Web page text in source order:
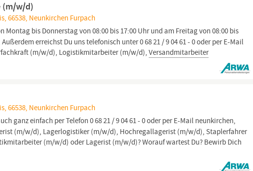
(m/w/d)
66538, Neunkirchen Furpach
Montag bis Donnerstag von 08:00 bis 17:00 Uhr und am Freitag von 08:00 bis
erreichst Du uns telefonisch unter 0 68 21 / 9 04 61 - 0 oder per E-Mail
(m/w/d), Logistikmitarbeiter (m/w/d),Versandmitarbeiter
66538, Neunkirchen Furpach
ganz einfach per Telefon 0 68 21 / 9 04 61 - 0 oder per E-Mail neunkirchen,
(m/w/d), Lagerlogistiker (m/w/d), Hochregallagerist (m/w/d), Staplerfahrer
(m/w/d) oder Lagerist (m/w/d)? Worauf wartest Du? Bewirb Dich